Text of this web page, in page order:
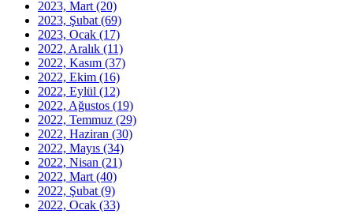
2023, Mart (20)
2023, Şubat (69)
2023, Ocak (17)
2022, Aralık (11)
2022, Kasım (37)
2022, Ekim (16)
2022, Eylül (12)
2022, Ağustos (19)
2022, Temmuz (29)
2022, Haziran (30)
2022, Mayıs (34)
2022, Nisan (21)
2022, Mart (40)
2022, Şubat (9)
2022, Ocak (33)